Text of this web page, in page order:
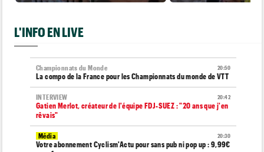
L'INFO EN LIVE
20:50
Championnats du Monde
La compo de la France pour les Championnats du monde de VTT
20:42
INTERVIEW
Gatien Merlot, créateur de l'équipe FDJ-SUEZ : "20 ans que j'en
rêvais"
20:30
Média
Votre abonnement Cyclism'Actu pour sans pub ni pop up : 9,99€